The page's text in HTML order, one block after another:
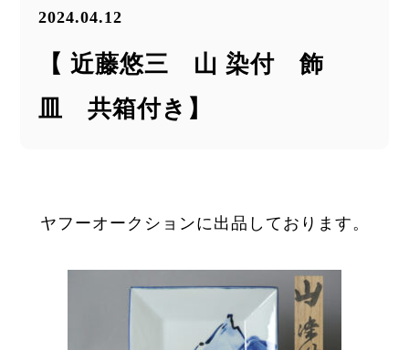
2024.04.12
【 近藤悠三 山 染付 飾
皿 共箱付き】
ヤフーオークションに出品しております。